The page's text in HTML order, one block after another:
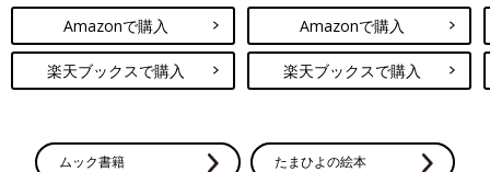
Amazonで購入
楽天ブックスで購入
Amazonで購入
楽天ブックスで購入
ムック書籍 たまひよの絵本